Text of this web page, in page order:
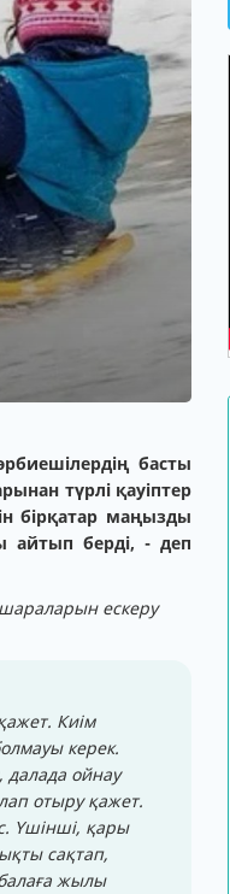
басты
түрлі қауіптер
бірқатар маңызды
айтып берді, - деп
ескеру
Киім
керек.
далада ойнау
отыру қажет.
Үшінші, қары
сақтап,
жылы